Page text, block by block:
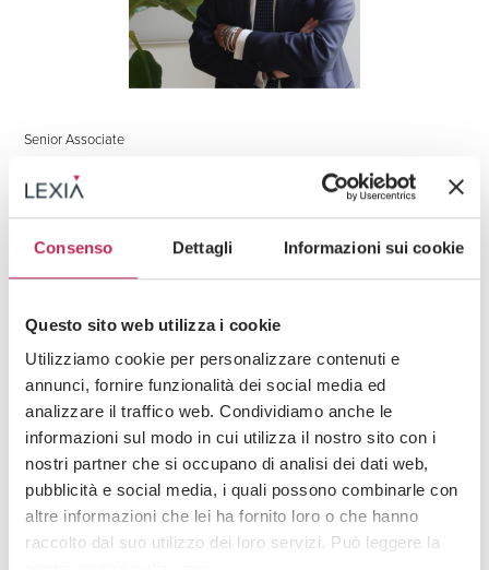
Consenso Dettagli Informazioni sui cookie
Questo sito web utilizza i cookie
Utilizziamo cookie per personalizzare contenuti e
annunci, fornire funzionalità dei social media ed
analizzare il traffico web. Condividiamo anche le
informazioni sul modo in cui utilizza il nostro sito con i
nostri partner che si occupano di analisi dei dati web,
pubblicità e social media, i quali possono combinarle con
altre informazioni che lei ha fornito loro o che hanno
raccolto dal suo utilizzo dei loro servizi. Può leggere la
Senior Associate
Gian Matteo Positano
(+39) 02 3663 8610
gianmatteo.positano@lexia.it